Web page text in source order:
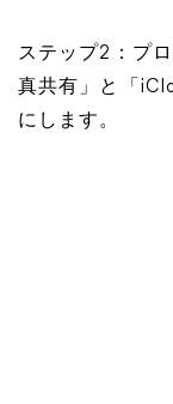
ステップ2：プ
真共有」と「
にします。